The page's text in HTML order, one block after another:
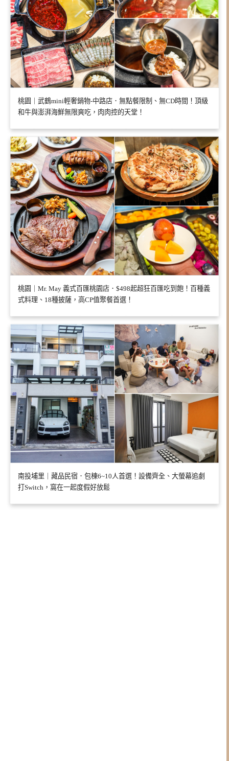
桃園｜武鶴mini輕奢鍋物-中路店．無點餐限制、無CD時間！頂級
和牛與澎湃海鮮無限爽吃，肉肉控的天堂！
桃園｜Mr. May 義式百匯桃園店．$498起超狂百匯吃到飽！百種義
式料理、18種披薩，高CP值聚餐首選！
南投埔里｜藏品民宿．包棟6~10人首選！設備齊全、大螢幕追劇
打Switch，窩在一起度假好放鬆